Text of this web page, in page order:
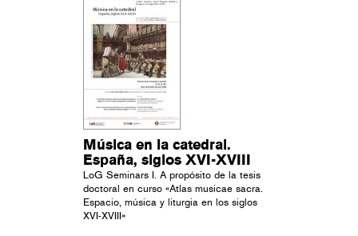
Música en la catedral.
España, siglos XVI-XVIII
LoG Seminars I. A propósito de la tesis
doctoral en curso «Atlas musicae sacra.
Espacio, música y liturgia en los siglos
XVI-XVIII»